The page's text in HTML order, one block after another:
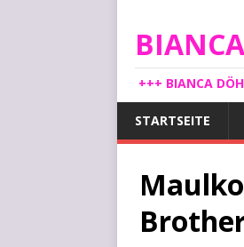
+++ BIANCA
STARTSEITE